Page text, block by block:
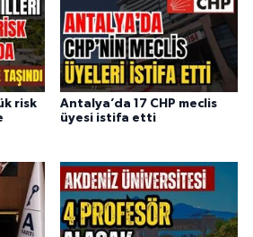
risk
Antalya’da 17 CHP meclis
üyesi istifa etti